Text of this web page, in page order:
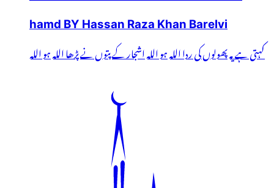
hamd BY Hassan Raza Khan Barelvi
کہتی ہے یہ پھولوں کی ردا اللہ ہو اللہ اشجار کے پتوں نے پڑھا اللہ ہو اللہ